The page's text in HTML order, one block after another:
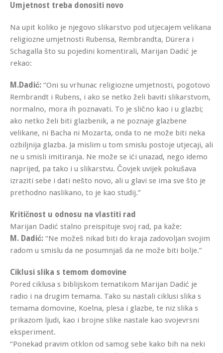
Umjetnost treba donositi novo
Na upit koliko je njegovo slikarstvo pod utjecajem velikana
religiozne umjetnosti Rubensa, Rembrandta, Dürera i
Schagalla što su pojedini komentirali, Marijan Dadić je
rekao:
M.Dadić: “Oni su vrhunac religiozne umjetnosti, pogotovo
Rembrandt i Rubens, i ako se netko želi baviti slikarstvom,
normalno, mora ih poznavati. To je slično kao i u glazbi;
ako netko želi biti glazbenik, a ne poznaje glazbene
velikane, ni Bacha ni Mozarta, onda to ne može biti neka
ozbiljnija glazba. Ja mislim u tom smislu postoje utjecaji, ali
ne u smisli imitiranja. Ne može se ići unazad, nego idemo
naprijed, pa tako i u slikarstvu. Čovjek uvijek pokušava
izraziti sebe i dati nešto novo, ali u glavi se ima sve što je
prethodno naslikano, to je kao studij.”
Kritičnost u odnosu na vlastiti rad
Marijan Dadić stalno preispituje svoj rad, pa kaže:
M. Dadić: “Ne možeš nikad biti do kraja zadovoljan svojim
radom u smislu da ne posumnjaš da ne može biti bolje.”
Ciklusi slika s temom domovine
Pored ciklusa s biblijskom tematikom Marijan Dadić je
radio i na drugim temama. Tako su nastali ciklusi slika s
temama domovine, Koelna, plesa i glazbe, te niz slika s
prikazom ljudi, kao i brojne slike nastale kao svojevrsni
eksperiment.
“Ponekad pravim otklon od samog sebe kako bih na neki